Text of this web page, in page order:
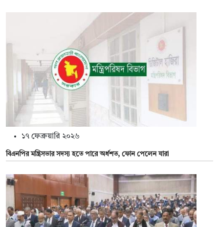
১৭ ফেব্রুয়ারি ২০২৬
বিএনপির মন্ত্রিসভার সদস্য হতে পারে অর্ধশত, ফোন পেলেন যারা